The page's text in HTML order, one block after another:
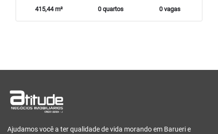
415,44 m² 0 quartos 0 vagas
Ajudamos você a ter qualidade de vida morando em Barueri e